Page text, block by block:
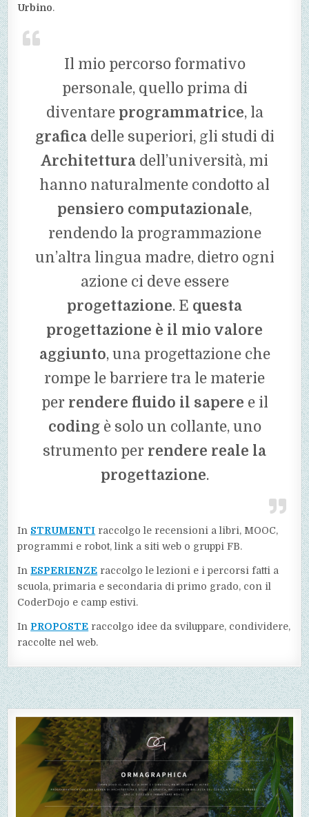
Urbino.
Il mio percorso formativo
personale, quello prima di
diventare programmatrice, la
graficadelle superiori, gli studi di
Architettura dell’università, mi
hanno naturalmente condotto al
pensiero computazionale,
rendendo la programmazione
un’altra lingua madre, dietro ogni
azione ci deve essere
progettazione. E questa
progettazione è il mio valore
aggiunto, una progettazione che
rompe le barriere tra le materie
per rendere fluido il sapere e il
codingè solo un collante, uno
strumento per rendere reale la
progettazione.
In STRUMENTI raccolgo le recensioni a libri, MOOC,
programmi e robot, link a siti web o gruppi FB.
InESPERIENZE raccolgo le lezioni e i percorsi fatti a
scuola, primaria e secondaria di primo grado, con il
CoderDojo e camp estivi.
InPROPOSTE raccolgo idee da sviluppare, condividere,
raccolte nel web.